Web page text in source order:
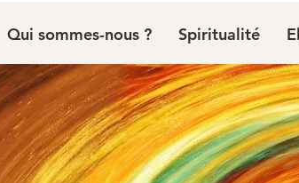
Qui sommes-nous ? Spiritualité